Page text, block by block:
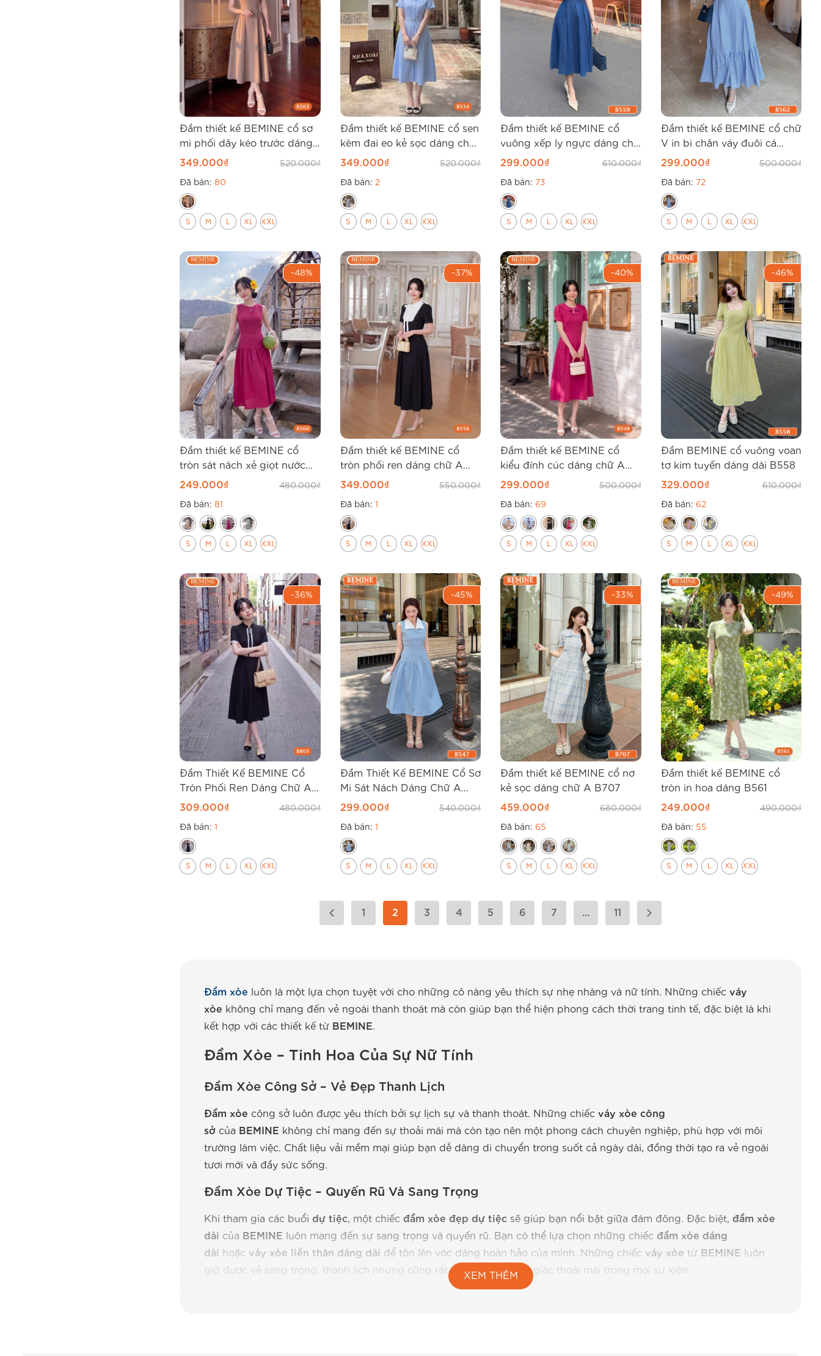
Đầm thiết kế BEMINE cổ sơ
mi phối dây kéo trước dáng
dài B563
349.000₫ 520.000₫
Đã bán:80
S M L XL XXL
Đầm thiết kế BEMINE cổ sen
kèm đai eo kẻ sọc dáng chữ
A B554
349.000₫ 520.000₫
Đã bán: 2
S M L XL XXL
Đầm thiết kế BEMINE cổ
vuông xếp ly ngực dáng chữ
A B559
299.000₫ 610.000₫
Đã bán: 73
S M L XL XXL
Đầm thiết kế BEMINE cổ chữ
V in bi chân váy đuôi cá
B562
299.000₫ 500.000₫
Đã bán: 72
S M L XL XXL
-48%
Đầm thiết kế BEMINE cổ
tròn sát nách xẻ giọt nước
chữ A B566
249.000₫ 480.000₫
Đã bán:81
S M L XL XXL
-37%
Đầm thiết kế BEMINE cổ
tròn phối ren dáng chữ A
B556
349.000₫ 550.000₫
Đã bán: 1
S M L XL XXL
-40%
Đầm thiết kế BEMINE cổ
kiểu đính cúc dáng chữ A
B548
299.000₫ 500.000₫
Đã bán:69
S M L XL XXL
-46%
Đầm BEMINE cổ vuông voan
tơ kim tuyến dáng dài B558
329.000₫ 610.000₫
Đã bán: 62
S M L XL XXL
-36%
Đầm Thiết Kế BEMINE Cổ
Tròn Phối Ren Dáng Chữ A
B803
309.000₫ 480.000₫
Đã bán:1
S M L XL XXL
-45%
Đầm Thiết Kế BEMINE Cổ Sơ
Mi Sát Nách Dáng Chữ A
B547
299.000₫ 540.000₫
Đã bán: 1
S M L XL XXL
-33%
Đầm thiết kế BEMINE cổ nơ
kẻ sọc dáng chữ A B707
459.000₫ 680.000₫
Đã bán:65
S M L XL XXL
-49%
Đầm thiết kế BEMINE cổ
tròn in hoa dáng B561
249.000₫ 490.000₫
Đã bán: 55
S M L XL XXL
1 2 3 4 5 6 7 … 11
Đầm xòe luôn là một lựa chọn tuyệt vời cho những cô nàng yêu thích sự nhẹ nhàng và nữ tính. Những chiếcváy
xòe không chỉ mang đến vẻ ngoài thanh thoát mà còn giúp bạn thể hiện phong cách thời trang tinh tế, đặc biệt là khi
kết hợp với các thiết kế từ BEMINE.
Đầm Xòe – Tinh Hoa Của Sự Nữ Tính
Đầm Xòe Công Sở – Vẻ Đẹp Thanh Lịch
Đầm xòe công sở luôn được yêu thích bởi sự lịch sự và thanh thoát. Những chiếcváy xòe công
sở của BEMINE không chỉ mang đến sự thoải mái mà còn tạo nên một phong cách chuyên nghiệp, phù hợp với môi
trường làm việc. Chất liệu vải mềm mại giúp bạn dễ dàng di chuyển trong suốt cả ngày dài, đồng thời tạo ra vẻ ngoài
tươi mới và đầy sức sống.
Đầm Xòe Dự Tiệc – Quyến Rũ Và Sang Trọng
Khi tham gia các buổidự tiệc, một chiếcđầm xòe đẹp dự tiệc sẽ giúp bạn nổi bật giữa đám đông. Đặc biệt,đầm xòe
dài của BEMINE luôn mang đến sự sang trọng và quyến rũ. Bạn có thể lựa chọn những chiếc đầm xòe dáng
dài hoặc váy xòe liền thân dáng dài để tôn lên vóc dáng hoàn hảo của mình. Những chiếc váy xòe từ BEMINE luôn
giữ được vẻ sang trọng, thanh lịch nhưng cũng rất dễ chịu, tạo cảm giác thoải mái trong mọi sự kiện.
XEM THÊM